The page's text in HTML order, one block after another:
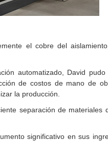
el cobre del
automatizado, David
de costos de mano de
la producción.
separación de
significativo en sus